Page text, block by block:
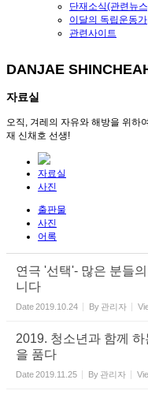
단재소식(관련뉴
이달의 독립운동가
관련사이트
DANJAE
자료실
오직, 겨레의 자유와 해방을 위하
재 신채호 선생!
자료실
사진
출판물
사진
어록
연극 '선택'- 많은 분들
니다
Date2019.10.24 By 관리자
2019. 청소년과 함께
을 품다
Date2019.11.25 By 관리자